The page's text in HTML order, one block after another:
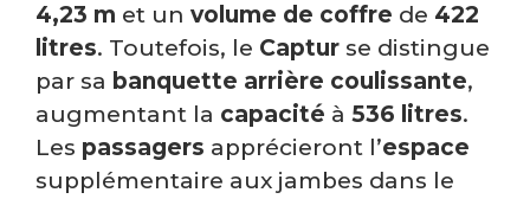
4,23 m et un volume de coffre de 422
litres. Toutefois, le Captur se distingue
par sa banquette arrière coulissante,
augmentant la capacité à 536 litres.
Les passagers apprécieront l’espace
supplémentaire aux jambes dans le